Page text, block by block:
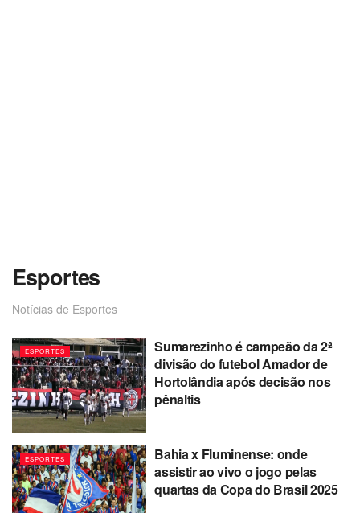
Esportes
Notícias de Esportes
ESPORTES
Sumarezinho é campeão da 2ª
divisão do futebol Amador de
Hortolândia após decisão nos
pênaltis
ESPORTES
Bahia x Fluminense: onde
assistir ao vivo o jogo pelas
quartas da Copa do Brasil 2025